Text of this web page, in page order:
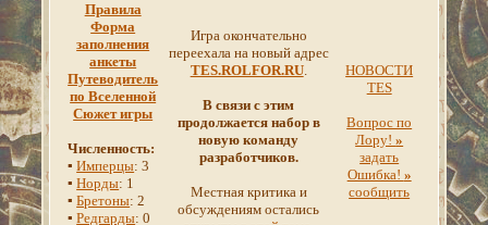
Правила
Форма
заполнения
анкеты
Путеводитель
по Вселенной
Сюжет игры
Численность:
▪Имперцы: 3
▪Норды: 1
▪Бретоны: 2
▪Редгарды: 0
Игра окончательно
переехала на новый адрес
TES.ROLFOR.RU.
В связи с этим
продолжается набор в
новую команду
разработчиков.
Местная критика и
обсуждениям остались
НОВОСТИ
TES
Вопрос по
Лору!»
задать
Ошибка! »
сообщить